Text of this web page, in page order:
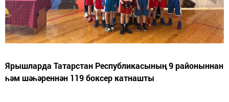
Ярышларда Татарстан Республикасының 9 районыннан
һәм шәһәреннән 119 боксер катнашты